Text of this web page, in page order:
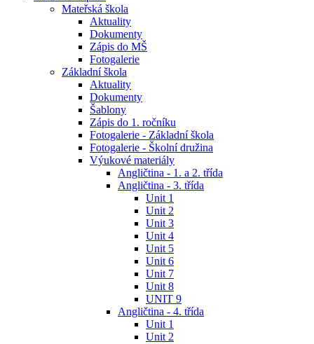
Mateřská škola
Aktuality
Dokumenty
Zápis do MŠ
Fotogalerie
Základní škola
Aktuality
Dokumenty
Šablony
Zápis do 1. ročníku
Fotogalerie - Základní škola
Fotogalerie - Školní družina
Výukové materiály
Angličtina - 1. a 2. třída
Angličtina - 3. třída
Unit 1
Unit 2
Unit 3
Unit 4
Unit 5
Unit 6
Unit 7
Unit 8
UNIT 9
Angličtina - 4. třída
Unit 1
Unit 2